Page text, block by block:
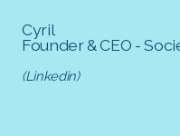
Cyril
Founder & CEO -
(Linkedin)